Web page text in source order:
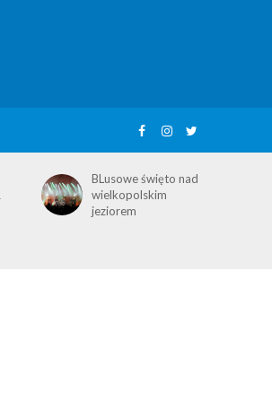
BLusowe święto nad
wielkopolskim
jeziorem